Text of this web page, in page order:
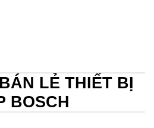
LẺ THIẾT BỊ
BOSCH